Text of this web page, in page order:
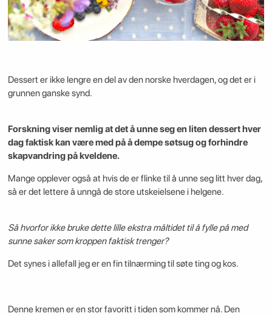
Dessert er ikke lengre en del av den norske hverdagen, og det er i
grunnen ganske synd.
Forskning viser nemlig at det å unne seg en liten dessert hver
dag faktisk kan være med på å dempe søtsug og forhindre
skapvandring på kveldene.
Mange opplever også at hvis de er flinke til å unne seg litt hver dag,
så er det lettere å unngå de store utskeielsene i helgene.
Så hvorfor ikke bruke dette lille ekstra måltidet til å fylle på med
sunne saker som kroppen faktisk trenger?
Det synes i allefall jeg er en fin tilnærming til søte ting og kos.
Denne kremen er en stor favoritt i tiden som kommer nå. Den